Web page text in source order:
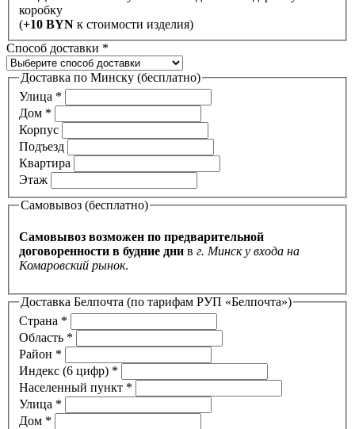
коробку
(+10 BYN к стоимости изделия)
Способ доставки *
Доставка по Минску (бесплатно)
Улица *
Дом *
Корпус
Подъезд
Квартира
Этаж
Самовывоз (бесплатно)
Самовывоз возможен по предварительной
договоренности в будние дни в г. Минск у входа на
Комаровский рынок.
Доставка Белпочта (по тарифам РУП «Белпочта»)
Страна *
Область *
Район *
Индекс (6 цифр) *
Населенный пункт *
Улица *
Дом *